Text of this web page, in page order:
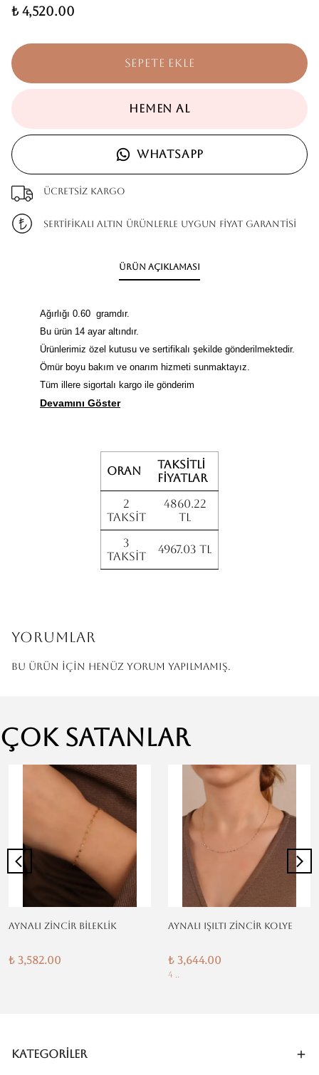
₺ 4,520.00
SEPETE EKLE
HEMEN AL
WHATSAPP
Ücretsiz kargo
SERTİFİKALI ALTIN ÜRÜNLERLE UYGUN FİYAT GARANTİSİ
Ürün Açıklaması
Ağırlığı 0.60 gramdır.
Bu ürün 14 ayar altındır.
Ürünlerimiz özel kutusu ve sertifikalı şekilde gönderilmektedir.
Ömür boyu bakım ve onarım hizmeti sunmaktayız.
Tüm illere sigortalı kargo ile gönderim
Devamını Göster
Oran
Taksitli
fiyatlar
2
Taksit
4860.22
TL
3
Taksit
4967.03 TL
Yorumlar
Bu ürün için henüz yorum yapılmamış.
Çok Satanlar
AYNALI ZİNCİR BİLEKLİK
₺ 3,582.00
AYNALI IŞILTI ZİNCİR KOLYE
₺ 3,644.00
4 ..
Kategoriler